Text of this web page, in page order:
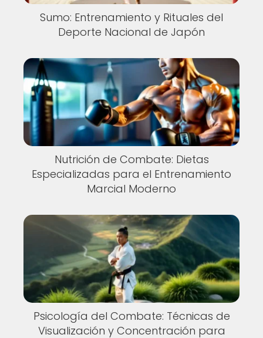
Sumo: Entrenamiento y Rituales del
Deporte Nacional de Japón
Nutrición de Combate: Dietas
Especializadas para el Entrenamiento
Marcial Moderno
Psicología del Combate: Técnicas de
Visualización y Concentración para